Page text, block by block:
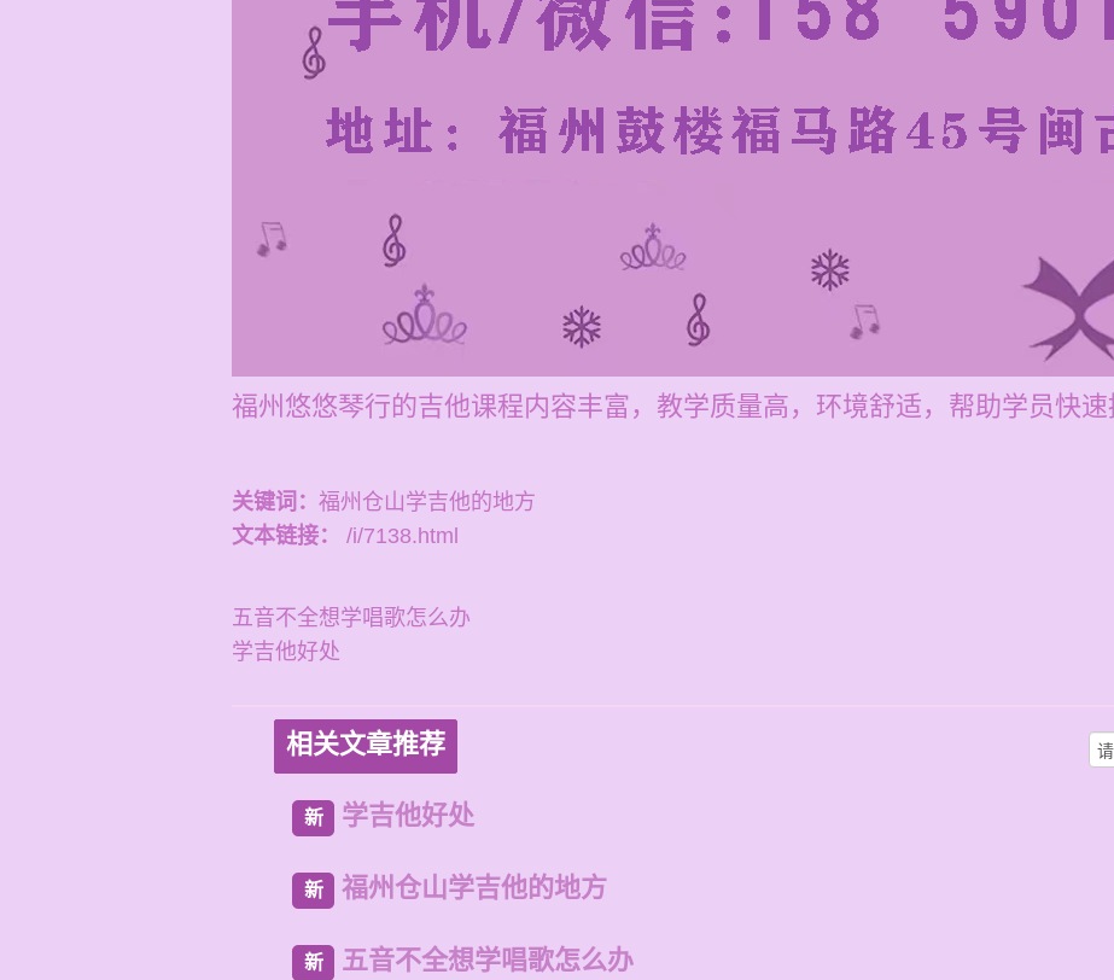
福州悠悠琴行的吉他课程内容丰富，教学质量高，环境舒适，帮助学员快速
关键词： 福州仓山学吉他的地方
文本链接：
/i/7138.html
五音不全想学唱歌怎么办
学吉他好处
相关文章推荐
新 学吉他好处
新 福州仓山学吉他的地方
新 五音不全想学唱歌怎么办